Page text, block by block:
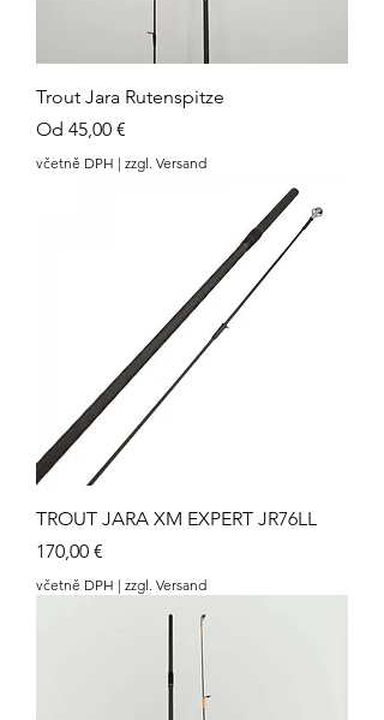
Trout Jara Rutenspitze
Od 45,00 €
Zvýhodněná cena
včetně DPH | zzgl. Versand
TROUT JARA XM EXPERT JR76LL
Cena
170,00 €
včetně DPH | zzgl. Versand